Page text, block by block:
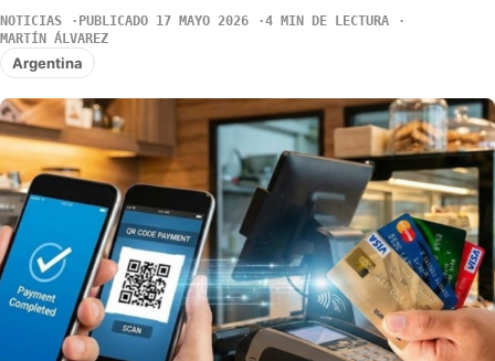
NOTICIAS PUBLICADO 17 MAYO 2026
4 MIN DE LECTURA
MARTÍN ÁLVAREZ
Argentina